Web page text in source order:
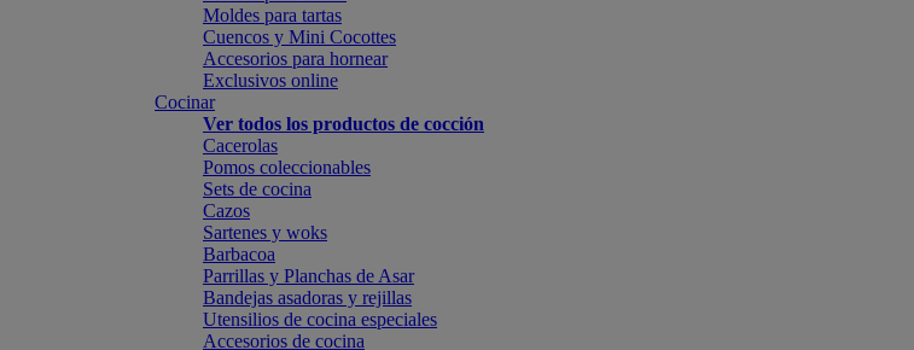
Moldes para tartas
Cuencos y Mini Cocottes
Accesorios para hornear
Exclusivos online
Cocinar
Ver todos los productos de cocción
Cacerolas
Pomos coleccionables
Sets de cocina
Cazos
Sartenes y woks
Barbacoa
Parrillas y Planchas de Asar
Bandejas asadoras y rejillas
Utensilios de cocina especiales
Accesorios de cocina